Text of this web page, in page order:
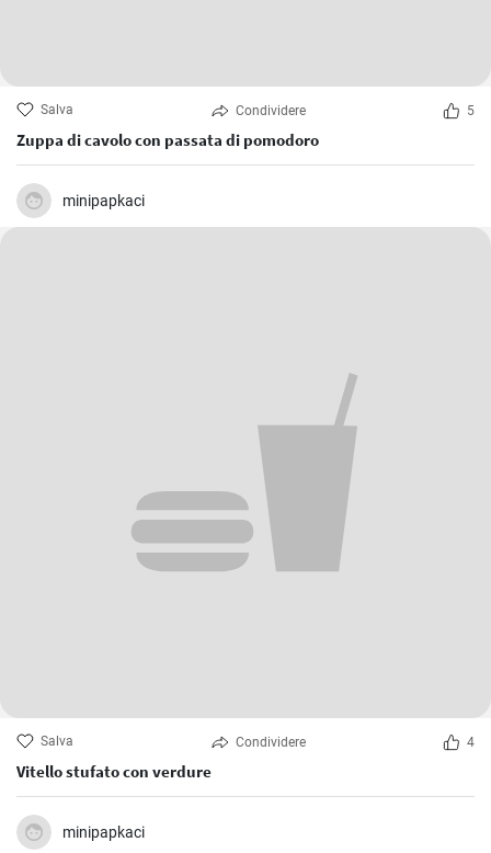
Salva Condividere 5
Zuppa di cavolo con passata di pomodoro
minipapkaci
Salva Condividere 4
Vitello stufato con verdure
minipapkaci